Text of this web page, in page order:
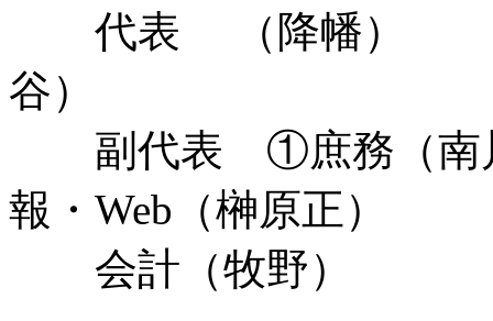
代表 （降幡）
谷）
副代表 ①庶務（南
報・Web（榊原正）
会計（牧野）